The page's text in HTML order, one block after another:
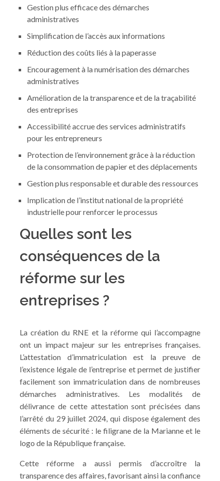
Gestion plus efficace des démarches
administratives
Simplification de l’accès aux informations
Réduction des coûts liés à la paperasse
Encouragement à la numérisation des démarches
administratives
Amélioration de la transparence et de la traçabilité
des entreprises
Accessibilité accrue des services administratifs
pour les entrepreneurs
Protection de l’environnement grâce à la réduction
de la consommation de papier et des déplacements
Gestion plus responsable et durable des ressources
Implication de l’institut national de la propriété
industrielle pour renforcer le processus
Quelles sont les
conséquences de la
réforme sur les
entreprises ?
La création du RNE et la réforme qui l’accompagne
ont un impact majeur sur les entreprises françaises.
L’attestation d’immatriculation est la preuve de
l’existence légale de l’entreprise et permet de justifier
facilement son immatriculation dans de nombreuses
démarches administratives. Les modalités de
délivrance de cette attestation sont précisées dans
l’arrêté du 29 juillet 2024, qui dispose également des
éléments de sécurité : le filigrane de la Marianne et le
logo de la République française.
Cette réforme a aussi permis d’accroître la
transparence des affaires, favorisant ainsi la confiance